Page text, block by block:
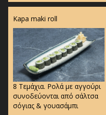
Kapa maki roll
8 Τεμάχια. Ρολά με αγγούρι
συνοδεύονται από σάλτσα
σόγιας & γουασάμπι